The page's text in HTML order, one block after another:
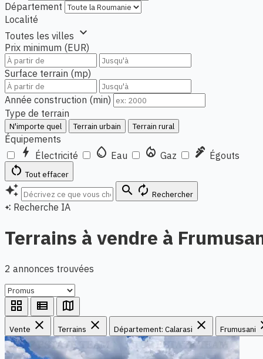
Département
Localité
Toutes les villes expand_more
Prix minimum (EUR)
Surface terrain (mp)
Année construction (min)
Type de terrain
N'importe quel Terrain urbain Terrain rural
Équipements
bolt Électricité water_drop Eau local_fire_department Gaz plumbing Égouts
restart_alt Tout effacer
auto_awesome search autorenew Rechercher
auto_awesome Recherche IA
Terrains à vendre à
2 annonces trouvées
grid_view view_list map
Vente close Terrains close Département: Calarasi close Frumusani